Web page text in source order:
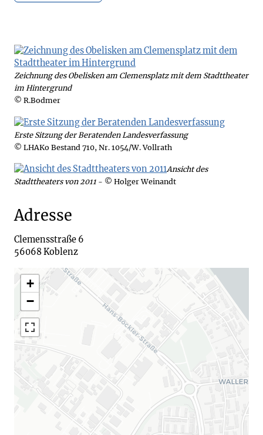
Zeichnung des Obelisken am Clemensplatz mit dem Stadttheater
im Hintergrund
© R.Bodmer
Erste Sitzung der Beratenden Landesverfassung
© LHAKo Bestand 710, Nr. 1054/W. Vollrath
Ansicht des
Stadttheaters von 2011 - © Holger Weinandt
Adresse
Clemensstraße 6
+
−